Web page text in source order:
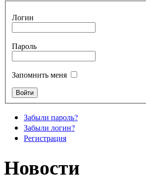
Логин
Пароль
Запомнить меня
Забыли пароль?
Забыли логин?
Регистрация
Новости